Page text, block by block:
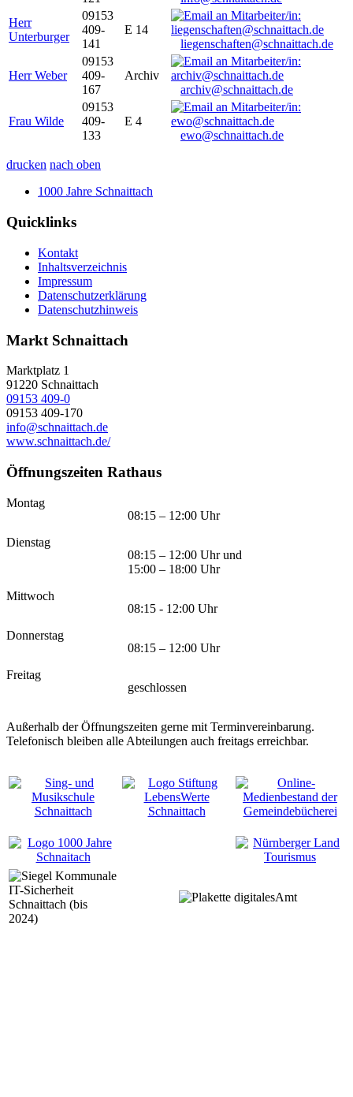
Herr
Unterburger
09153
409-
141
E 14
liegenschaften@schnaittach.de
Herr Weber
09153
409-
167
Archiv
archiv@schnaittach.de
Frau Wilde
09153
409-
133
E 4
ewo@schnaittach.de
drucken nach oben
1000 Jahre Schnaittach
Quicklinks
Kontakt
Inhaltsverzeichnis
Impressum
Datenschutzerklärung
Datenschutzhinweis
Markt Schnaittach
Marktplatz 1
91220 Schnaittach
09153 409-0
09153 409-170
info@schnaittach.de
www.schnaittach.de/
Öffnungszeiten Rathaus
Montag
08:15 – 12:00 Uhr
Dienstag
08:15 – 12:00 Uhr und
15:00 – 18:00 Uhr
Mittwoch
08:15 - 12:00 Uhr
Donnerstag
08:15 – 12:00 Uhr
Freitag
geschlossen
Außerhalb der Öffnungszeiten gerne mit Terminvereinbarung.
Telefonisch bleiben alle Abteilungen auch freitags erreichbar.